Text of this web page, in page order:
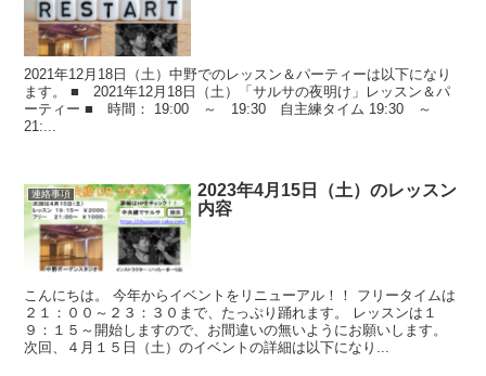
2021年12月18日（土）中野でのレッスン＆パーティーは以下になり
ます。 ■ 2021年12月18日（土）「サルサの夜明け」レッスン＆パ
ーティー ■ 時間： 19:00 ～ 19:30 自主練タイム 19:30 ～
21:...
連絡事項
2023年4月15日（土）のレッスン
内容
こんにちは。 今年からイベントをリニューアル！！ フリータイムは
２１：００～２３：３０まで、たっぷり踊れます。 レッスンは１
９：１５～開始しますので、お間違いの無いようにお願いします。
次回、４月１５日（土）のイベントの詳細は以下になり...